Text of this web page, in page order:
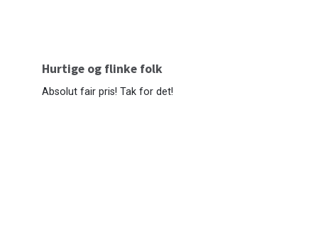
Hurtige og flinke folk
Absolut fair pris! Tak for det!